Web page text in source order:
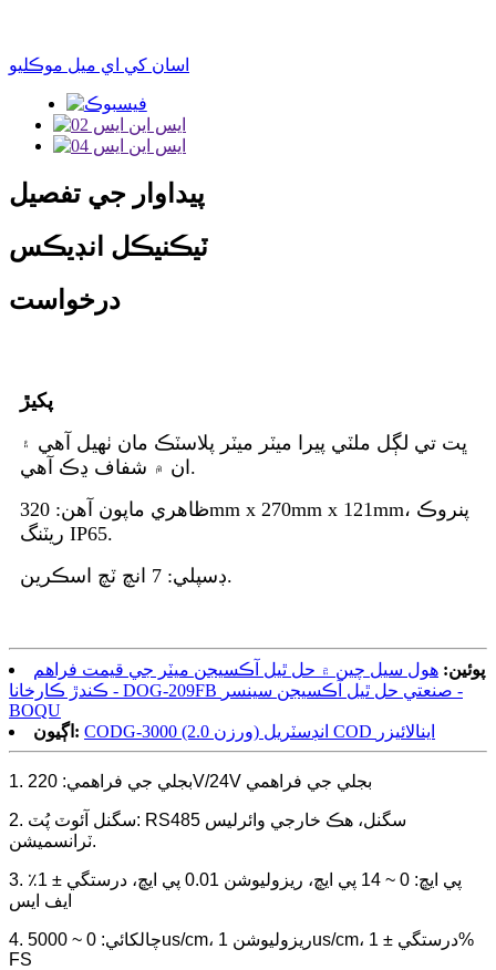
اسان کي اي ميل موڪليو
پيداوار جي تفصيل
ٽيڪنيڪل انڊيڪس
درخواست
پکيڙ
ڀت تي لڳل ملٽي پيرا ميٽر ميٽر پلاسٽڪ مان ٺهيل آهي ۽
ان ۾ شفاف ڍڪ آهي.
ظاهري ماپون آهن: 320mm x 270mm x 121mm، پنروڪ
ريٽنگ IP65.
ڊسپلي: 7 انچ ٽچ اسڪرين.
پوئين: هول سيل چين ۾ حل ٿيل آڪسيجن ميٽر جي قيمت فراهم
ڪندڙ ڪارخانا - DOG-209FB صنعتي حل ٿيل آڪسيجن سينسر -
BOQU
اڳيون:
CODG-3000 (2.0 ورزن) انڊسٽريل COD اينالائيزر
1. بجلي جي فراهمي: 220V/24V بجلي جي فراهمي
2. سگنل آئوٽ پُٽ: RS485 سگنل، هڪ خارجي وائرليس
ٽرانسميشن.
3. پي ايڇ: 0 ~ 14 پي ايڇ، ريزوليوشن 0.01 پي ايڇ، درستگي ± 1٪
ايف ايس
4. چالکائي: 0 ~ 5000us/cm، ريزوليوشن 1us/cm، درستگي ± 1%
FS